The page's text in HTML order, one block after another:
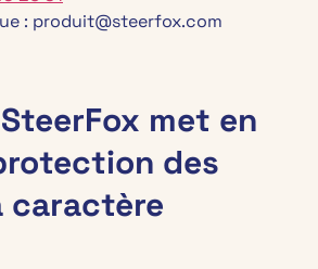
: produit@steerfox.com
met en
des
caractère